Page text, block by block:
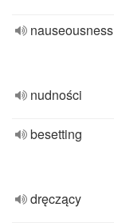
nauseousness
nudności
besetting
dręczący